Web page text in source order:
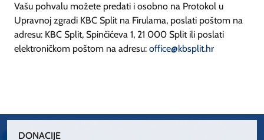
Vašu pohvalu možete predati i osobno na Protokol u
Upravnoj zgradi KBC Split na Firulama, poslati poštom na
adresu: KBC Split, Spinčićeva 1, 21 000 Split ili poslati
elektroničkom poštom na adresu: office@kbsplit.hr
DONACIJE